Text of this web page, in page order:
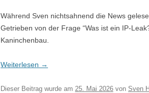
Während Sven nichtsahnend die News
Getrieben von der Frage “Was ist ein IP-
Kaninchenbau.
Weiterlesen →
Dieser Beitrag wurde am 25. Mai 2026 von Sven